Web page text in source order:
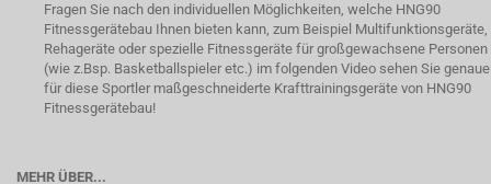
Fragen Sie nach den individuellen Möglichkeiten, welche HNG90
Fitnessgerätebau Ihnen bieten kann, zum Beispiel Multifunktionsgeräte,
Rehageräte oder spezielle Fitnessgeräte für großgewachsene Personen
(wie z.Bsp. Basketballspieler etc.) im folgenden Video sehen Sie genaue
für diese Sportler maßgeschneiderte Krafttrainingsgeräte von HNG90
Fitnessgerätebau!
MEHR ÜBER...